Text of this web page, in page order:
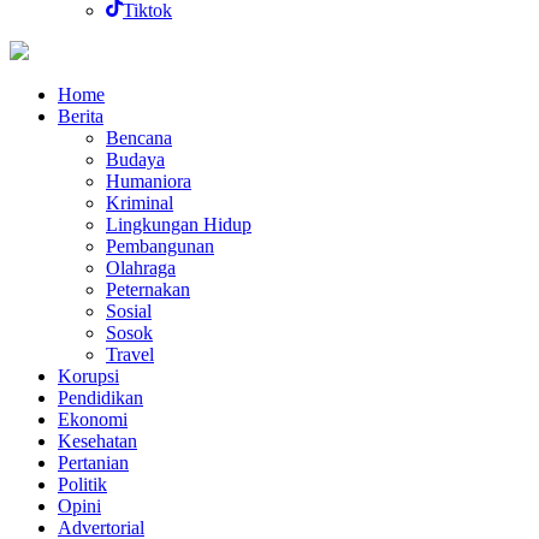
Tiktok
Home
Berita
Bencana
Budaya
Humaniora
Kriminal
Lingkungan Hidup
Pembangunan
Olahraga
Peternakan
Sosial
Sosok
Travel
Korupsi
Pendidikan
Ekonomi
Kesehatan
Pertanian
Politik
Opini
Advertorial